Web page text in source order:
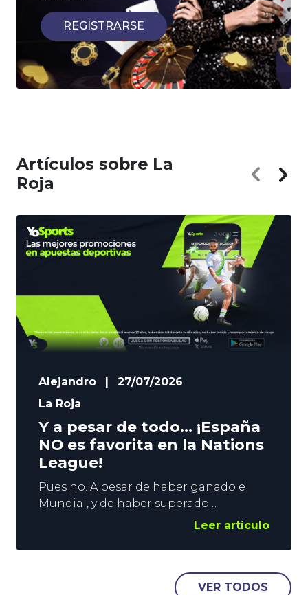
REGISTRARSE
Artículos sobre La
Roja
Alejandro
27/07/2026
La Roja
Y a pesar de todo… ¡España
NO es favorita en la Nations
League!
Pues no. A pesar de haber ganado el
Mundial, y de haber superado
ampliamente a Francia en la Semifinal,
no dan a España como favorita para
ganar la Nations League que comienza
en poco más de 2 meses. ¿Por qué no
Leer artículo
VER TODOS